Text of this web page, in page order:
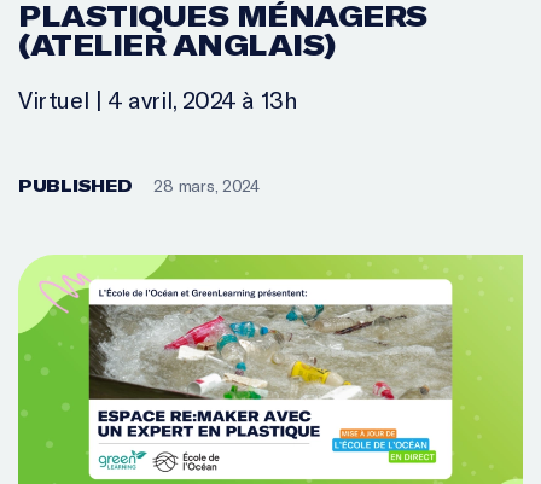
PLASTIQUES MÉNAGERS
(ATELIER ANGLAIS)
Virtuel | 4 avril, 2024 à 13h
PUBLISHED 28 mars, 2024